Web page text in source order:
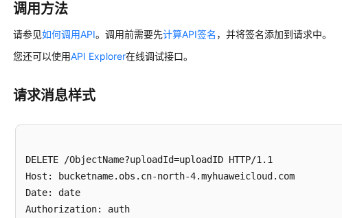
调用方法
请参见如何调用API。调用前需要先计算API签名 ，并将签名添加到请求中。
您还可以使用API Explorer在线调试接口。
请求消息样式
DELETE /ObjectName?uploadId=uploadID HTTP/1.1
Host: bucketname.obs.cn-north-4.myhuaweicloud.com
Date: date